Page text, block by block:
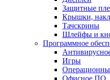
Защитные
Крышки,
Тачскрины
Шлейфы и
Программное
Игры
Офисное ПО